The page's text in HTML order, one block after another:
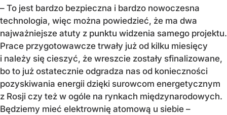
– To jest bardzo bezpieczna i bardzo nowoczesna
technologia, więc można powiedzieć, że ma dwa
najważniejsze atuty z punktu widzenia samego projektu.
Prace przygotowawcze trwały już od kilku miesięcy
i należy się cieszyć, że wreszcie zostały sfinalizowane,
bo to już ostatecznie odgradza nas od konieczności
pozyskiwania energii dzięki surowcom energetycznym
z Rosji czy też w ogóle na rynkach międzynarodowych.
Będziemy mieć elektrownię atomową u siebie –